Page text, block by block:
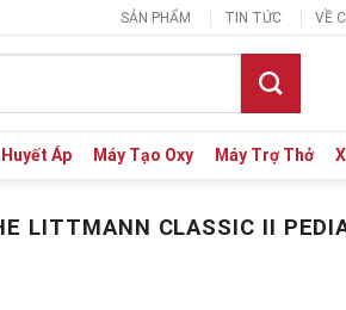
SẢN PHẨM TIN TỨC VỀ
Áp Máy Tạo Oxy Máy Trợ Thở
LITTMANN CLASSIC II